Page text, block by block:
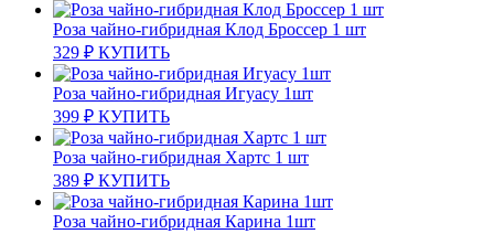
Роза чайно-гибридная Клод Броссер 1 шт
329 ₽ КУПИТЬ
Роза чайно-гибридная Игуасу 1шт
399 ₽ КУПИТЬ
Роза чайно-гибридная Хартс 1 шт
389 ₽ КУПИТЬ
Роза чайно-гибридная Карина 1шт